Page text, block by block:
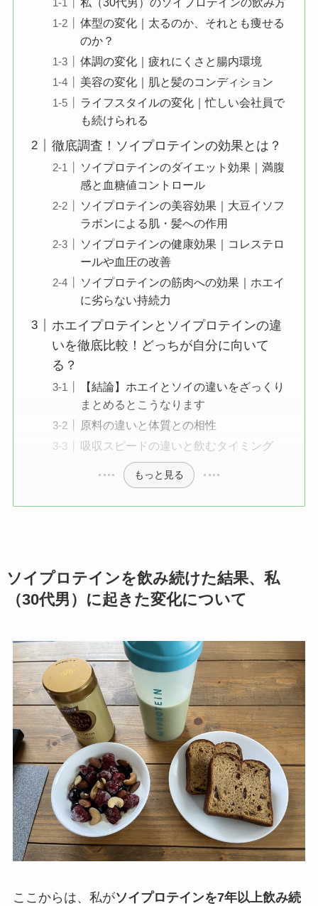
体型の変化｜太るのか、それとも痩せる
のか？
体調の変化｜疲れにくさと腸内環境
美容の変化｜肌と髪のコンディション
ライフスタイルの変化｜忙しい会社員で
も続けられる
徹底調査！ソイプロテインの効果とは？
ソイプロテインのダイエット効果｜満腹
感と血糖値コントロール
ソイプロテインの美容効果｜大豆イソフ
ラボンによる肌・髪への作用
ソイプロテインの健康効果｜コレステロ
ールや血圧の改善
ソイプロテインの筋肉への効果｜ホエイ
に劣らない持続力
ホエイプロテインとソイプロテインの違
いを徹底比較！どっちが自分に向いて
る？
【結論】ホエイとソイの違いをざっくり
まとめるとこうなります
原料の違いと体質との相性
吸収スピードの違いと飲むタイミング
もっと見る
ソイプロテインを飲み続けた結果、私
（30代男）に起きた変化について
ここからは、私がソイプロテインを7年以上飲み続